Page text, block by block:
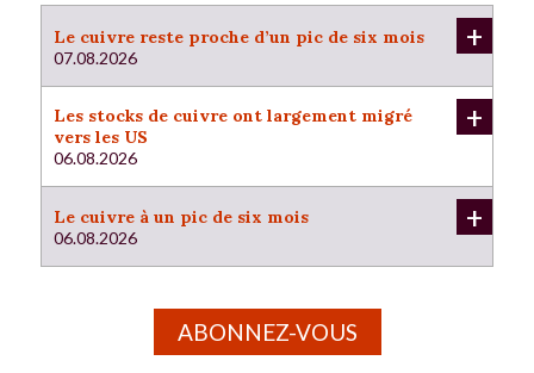
Le cuivre reste proche d’un pic de six mois
07.08.2026
+
Les stocks de cuivre ont largement migré
vers les US
06.08.2026
+
Le cuivre à un pic de six mois
06.08.2026
+
ABONNEZ-VOUS